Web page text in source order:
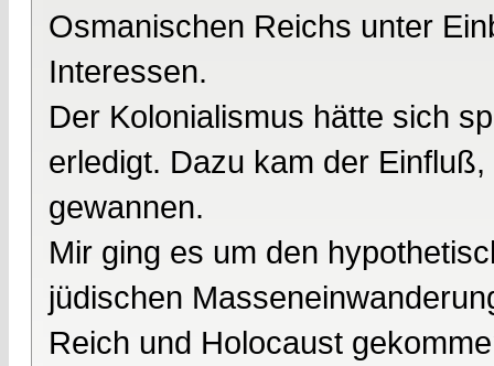
Osmanischen Reichs unter
Interessen.
Der Kolonialismus hätte sich
erledigt. Dazu kam der
gewannen.
Mir ging es um den
jüdischen
Reich und Holocaust